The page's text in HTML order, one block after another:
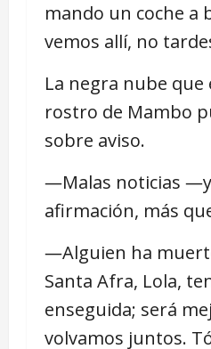
mando un coche a
vemos allí, no
La negra nube
rostro de Mambo
sobre aviso.
―Malas noticias
afirmación, más
―Alguien ha
Santa Afra, Lola,
enseguida; será
volvamos juntos.